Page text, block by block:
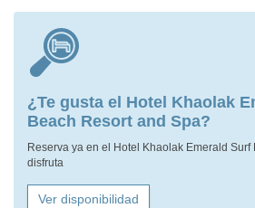
¿Te gusta el Hotel Khaolak
Beach Resort and Spa?
Reserva ya en el Hotel Khaolak Emerald
disfruta
Ver disponibilidad